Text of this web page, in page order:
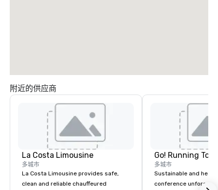
附近的供应商
La Costa Limousine
多城市
La Costa Limousine provides safe,
clean and reliable chauffeured
Go! Running
多城市
Sustainable and
conference